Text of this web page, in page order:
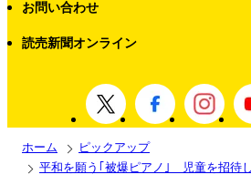
お問い合わせ
読売新聞オンライン
ホーム
ピックアップ
平和を願う｢被爆ピアノ｣ 児童を招待